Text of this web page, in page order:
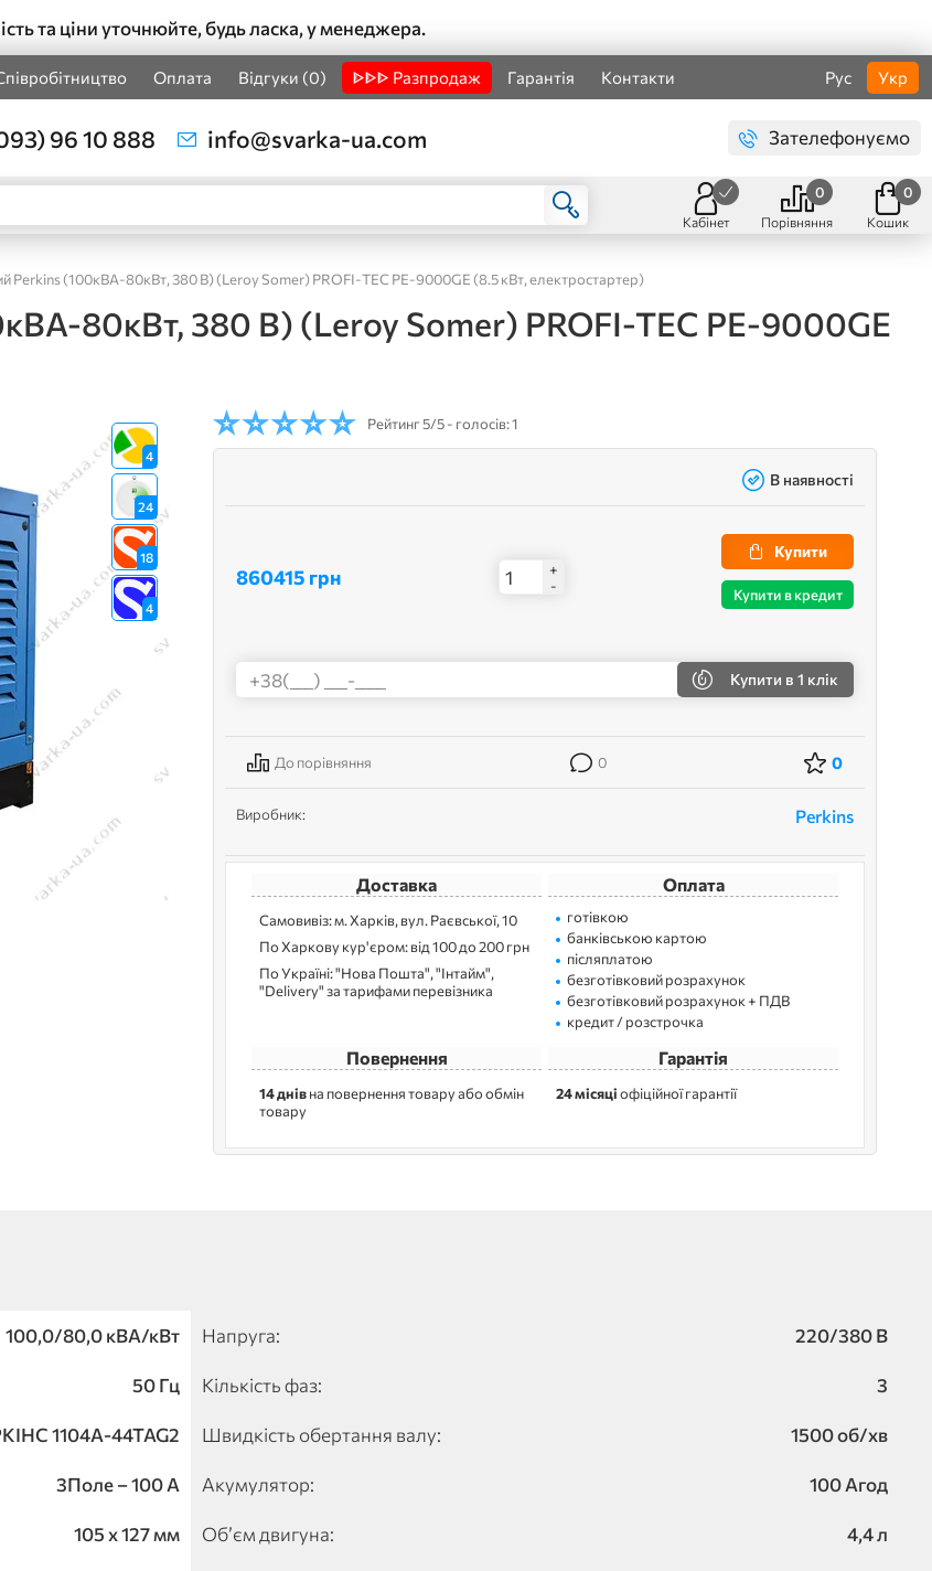
та ціни уточнюйте, будь ласка, у менеджера.
Оплата Відгуки (0) ᐈᐈᐈ Разпродаж Гарантія Контакти Рус Укр
96 10 888 info@svarka-ua.com Зателефонуємо
Кабінет Порівняння
0
Кошик
0
Perkins (100кВА-80кВт, 380 В) (Leroy Somer) PROFI-TEC PE-9000GE (8.5 кВт, електростартер)
80кВт, 380 В) (Leroy Somer) PROFI-TEC PE-9000GE
4
24
18
4
Рейтинг5/5 - голосів: 1
В наявності
860415 грн
+
-
Купити
Купити в кредит
Купити в 1 клік
До порівняння 0 0
Виробник: Perkins
Доставка
Самовивіз: м. Харків, вул. Раєвської, 10
По Харкову кур'єром: від 100 до 200 грн
По Україні: "Нова Пошта", "Інтайм",
"Delivery" за тарифами перевізника
Оплата
готівкою
банківською картою
післяплатою
безготівковий розрахунок
безготівковий розрахунок + ПДВ
кредит / розстрочка
Повернення
14 днівна повернення товару або обмін
товару
Гарантія
24 місяціофіційної гарантії
100,0/80,0 кВА/кВт Напруга: 220/380 В
50 Гц Кількість фаз: 3
1104A-44TAG2 Швидкість обертання валу: 1500 об/хв
3Поле – 100 А Акумулятор: 100 Агод
105 х 127 мм Об’єм двигуна: 4,4 л